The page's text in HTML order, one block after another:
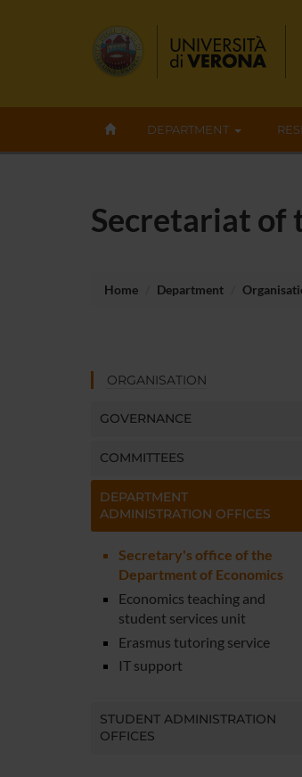
DEPARTMENT
Secretariat of
Home Department
ORGANISATION
GOVERNANCE
COMMITTEES
DEPARTMENT
ADMINISTRATION OFFICES
Secretary's office of the
Department of Economics
Economics teaching and
student services unit
Erasmus tutoring service
IT support
STUDENT ADMINISTRATION
OFFICES